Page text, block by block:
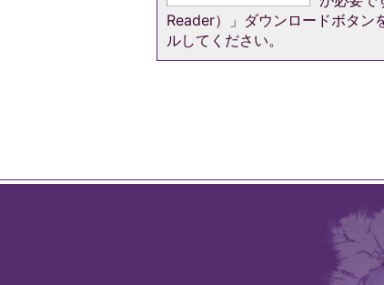
Reader）」ダウンロードボタン
ルしてください。